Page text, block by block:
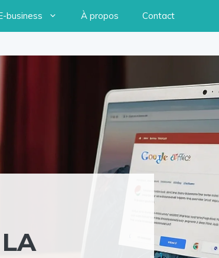
business À propos Contact